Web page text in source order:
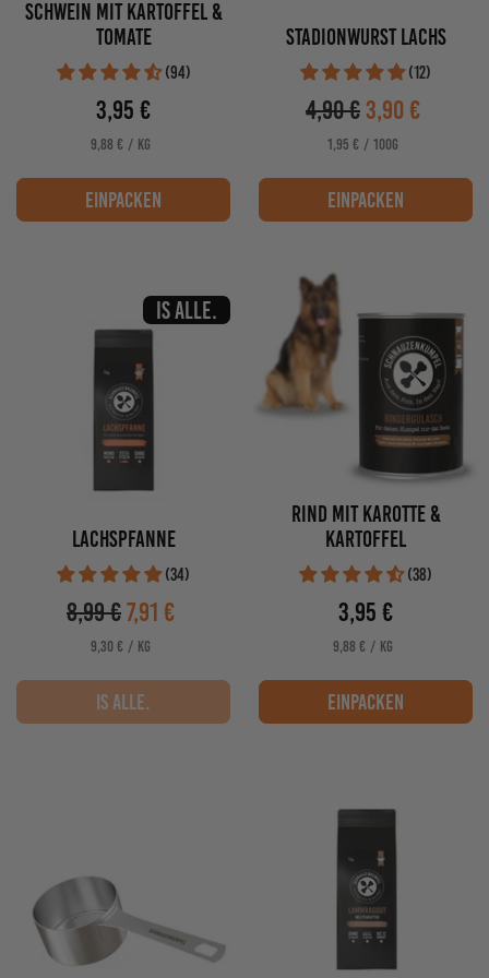
Schwein mit Kartoffel &
Tomate
(94)
Verkaufspreis
3,95 €
STÜCKPREIS
9,88 € / PRO
KG
einpacken
Stadionwurst Lachs
(12)
Verkaufspreis
4,90 €3,90 €
STÜCKPREIS
1,95 € / PRO
100G
einpacken
Is Alle.
Lachspfanne
(34)
Verkaufspreis
8,99 €7,91 €
STÜCKPREIS
9,30 € / PRO
KG
Is Alle.
Rind mit Karotte &
Kartoffel
(38)
Verkaufspreis
3,95 €
STÜCKPREIS
9,88 € / PRO
KG
einpacken